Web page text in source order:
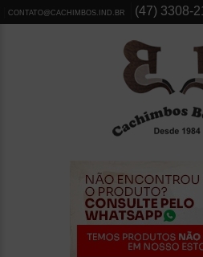
CONTATO@CACHIMBOS.IND.BR (47) 3308-